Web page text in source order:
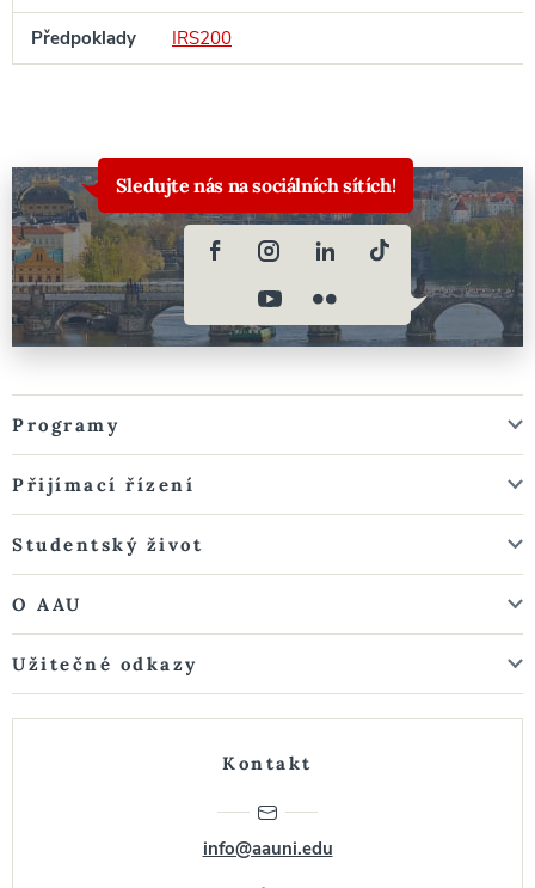
Předpoklady IRS200
Sledujte nás na sociálních sítích!
Programy
Přijímací řízení
Studentský život
O AAU
Užitečné odkazy
Kontakt
info@aauni.edu